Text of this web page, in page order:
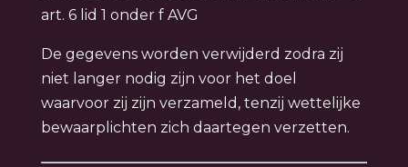
art. 6 lid 1 onder f AVG
De gegevens worden verwijderd zodra zij
niet langer nodig zijn voor het doel
waarvoor zij zijn verzameld, tenzij wettelijke
bewaarplichten zich daartegen verzetten.